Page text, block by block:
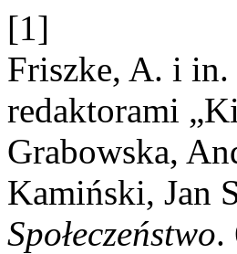
[1]
Friszke, A. i in.
redaktorami
Grabowska,
Kamiński, Jan
Społeczeństwo.